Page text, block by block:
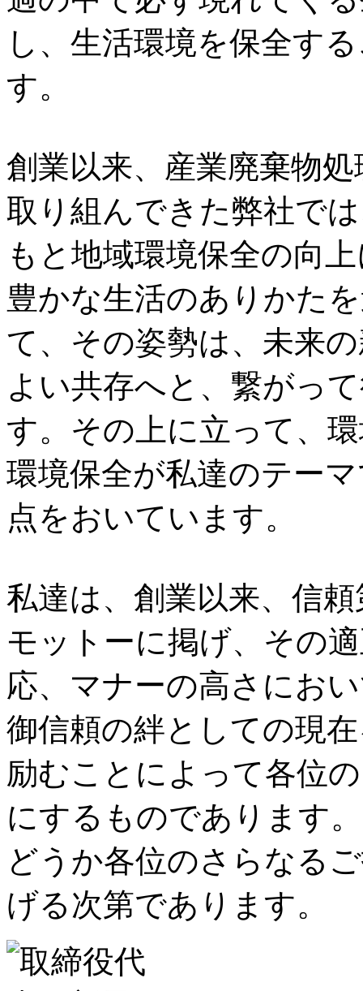
し、生活環境を保全す
す。
創業以来、産業廃棄物
取り組んできた弊社で
もと地域環境保全の向
豊かな生活のありかた
て、その姿勢は、未来
よい共存へと、繋がっ
す。その上に立って、
環境保全が私達のテー
点をおいています。
私達は、創業以来、信
モットーに掲げ、その
応、マナーの高さにお
御信頼の絆としての現
励むことによって各位
にするものであります。
どうか各位のさらなる
げる次第であります。